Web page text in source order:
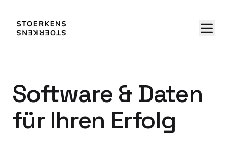
Software & Daten
für Ihren Erfolg